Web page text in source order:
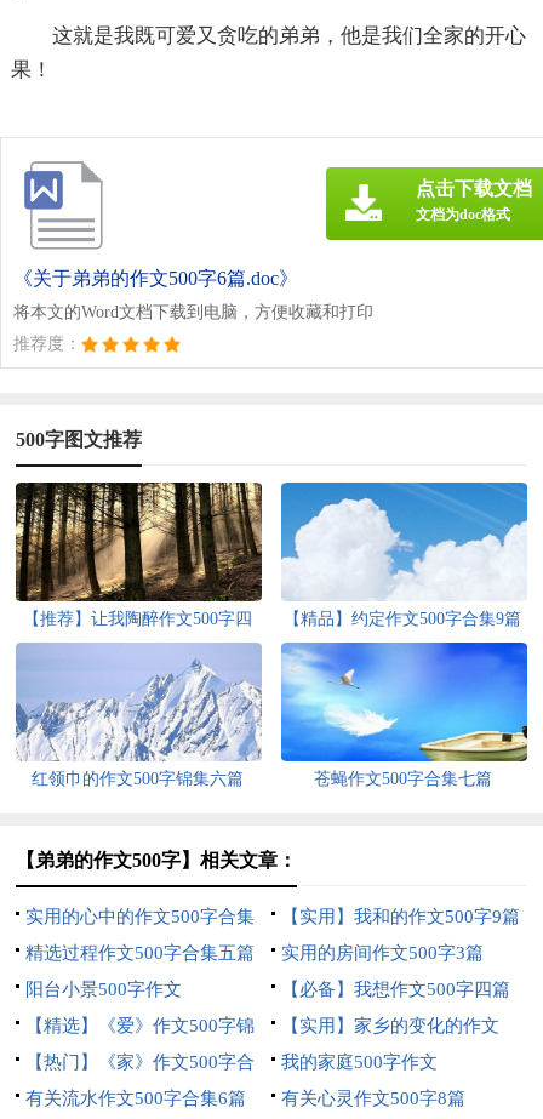
这就是我既可爱又贪吃的弟弟，他是我们全家的开心
果！
《关于弟弟的作文500字6篇.doc》
将本文的Word文档下载到电脑，方便收藏和打印
推荐度：
点击下载文档
文档为doc格式
500字图文推荐
【推荐】让我陶醉作文500字四
【精品】约定作文500字合集9篇
红领巾的作文500字锦集六篇 苍蝇作文500字合集七篇
【弟弟的作文500字】相关文章：
实用的心中的作文500字合集
四篇
【实用】我和的作文500字9篇
精选过程作文500字合集五篇
实用的房间作文500字3篇
阳台小景500字作文
【必备】我想作文500字四篇
【精选】《爱》作文500字锦
集6篇
【实用】家乡的变化的作文
500字四篇
【热门】《家》作文500字合
集9篇
我的家庭500字作文
有关流水作文500字合集6篇
有关心灵作文500字8篇